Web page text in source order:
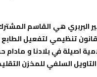
البربري هي القاسم
تنظيمي لتفعيل الطابع
اصيلة في بلادنا و
السلفي للمخزن